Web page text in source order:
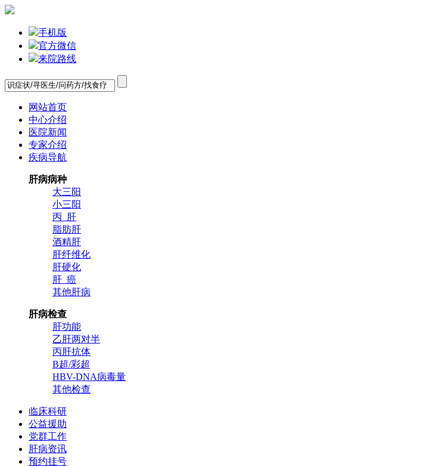
手机版
官方微信
来院路线
网站首页
中心介绍
医院新闻
专家介绍
疾病导航
肝病病种
大三阳
小三阳
丙 肝
脂肪肝
酒精肝
肝纤维化
肝硬化
肝 癌
其他肝病
肝病检查
肝功能
乙肝两对半
丙肝抗体
B超/彩超
HBV-DNA病毒量
其他检查
临床科研
公益援助
党群工作
肝病资讯
预约挂号